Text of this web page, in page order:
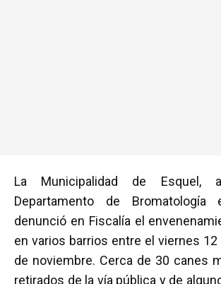
La Municipalidad de Esquel,
Departamento de Bromatología
denunció en Fiscalía el
en varios barrios entre el viernes
de noviembre. Cerca de 30 canes
retirados de la vía pública y de